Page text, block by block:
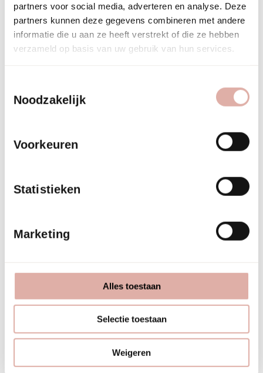
partners voor social media, adverteren en analyse. Deze
partners kunnen deze gegevens combineren met andere
informatie die u aan ze heeft verstrekt of die ze hebben
verzameld op basis van uw gebruik van hun services.
Noodzakelijk
Voorkeuren
Statistieken
Marketing
Alles toestaan
Selectie toestaan
Weigeren
handgemaakte
meubelstoffering
standaardopties?
Handgemaakte meubelstoffering kost doorgaans 40–60%
complexiteit van het meubelstuk en de gekozen materialen.
Dezehogere investering
wordt gecompenseerd door de
eetkamerstoel kost minder dan een antieke chesterfieldbank
met uitgebreid knoopwerk.
Op lange termijn is handgemaakte stoffering vaak
voordeliger. Waar standaard bekleding na 5–7 jaar vervanging
nodig heeft, gaat handgemaakte stoffering vaak 15–20 jaar